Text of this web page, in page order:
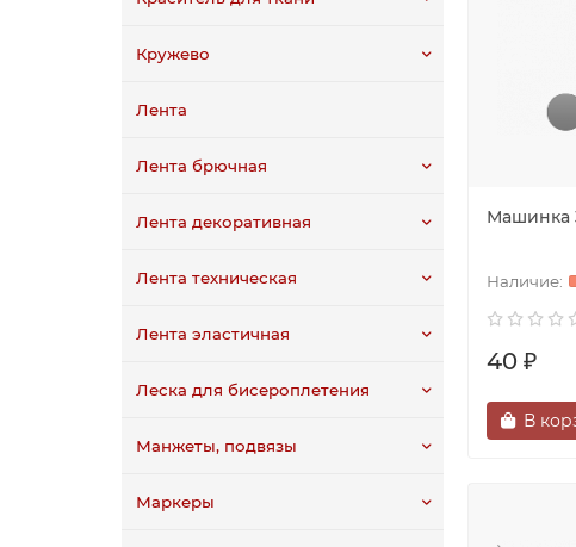
Кружево
Лента
Лента брючная
Лента декоративная
Лента техническая
Лента эластичная
Леска для бисероплетения
Манжеты, подвязы
Маркеры
Машинка
40 ₽
В